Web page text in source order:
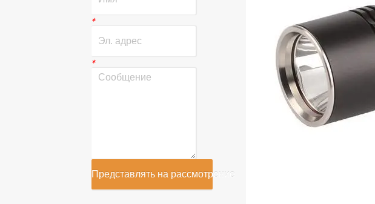
*
*
Представлять на рассмотрение